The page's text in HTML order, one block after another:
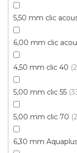
5,50 mm clic
6,00 mm clic
4,50 mm clic 40
5,00 mm clic 55
5,00 mm clic 70
6,30 mm
Vinylová
šedý
473 Kč / m2
Plank IT wood
Novinka